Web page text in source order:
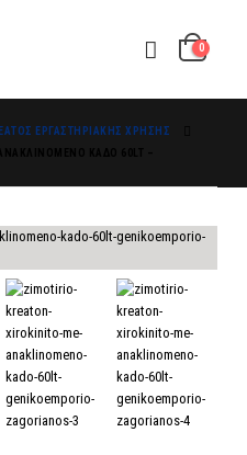
0
ΕΡΓΑΣΤΗΡΙΑΚΉΣ ΧΡΉΣΗΣ